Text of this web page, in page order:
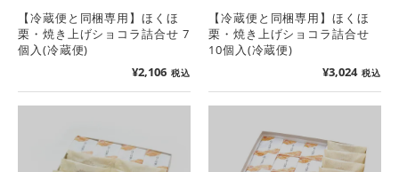
【冷蔵便と同梱専用】ほくほ
栗・焼き上げショコラ詰合せ 7
個入(冷蔵便)
¥2,106 税込
【冷蔵便と同梱専用】ほくほ
栗・焼き上げショコラ詰合せ
10個入(冷蔵便)
¥3,024 税込